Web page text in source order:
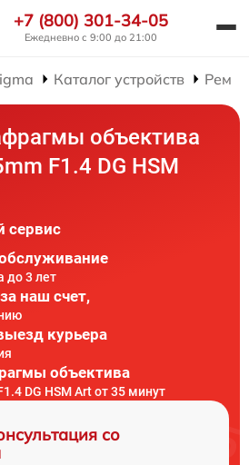
+7 (800) 301-34-05
Ежедневно с 9:00 до 21:00
Каталог устройств
объектива
F1.4 DG HSM
сервис
до 3 лет
наш счет,
курьера
объектива
DG HSM Art от 35 минут
со